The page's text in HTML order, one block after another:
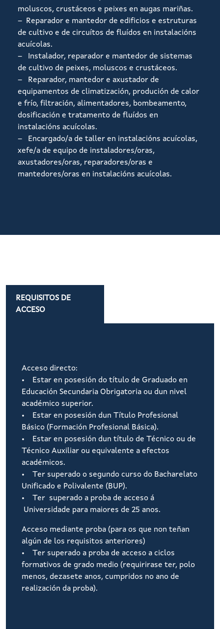
moluscos, crustáceos e peixes en augas mariñas.
– Reparador e mantedor de edificios e estruturas
de cultivo e de circuítos de fluídos en instalacións
acuícolas.
– Instalador, reparador e mantedor de sistemas
de cultivo de peixes, moluscos e crustáceos.
– Reparador, mantedor e axustador de
equipamentos de climatización, produción de calor
e frío, filtración, alimentadores, bombeamento,
dosificación e tratamento de fluídos en
instalacións acuícolas.
– Encargado/a de taller en instalacións acuícolas,
xefe/a de equipo de instaladores/oras,
axustadores/oras, reparadores/oras e
mantedores/oras en instalacións acuícolas.
REQUISITOS DE
ACCESO
Acceso directo:
• Estar en posesión do título de Graduado en
Educación Secundaria Obrigatoria ou dun nivel
académico superior.
• Estar en posesión dun Título Profesional
Básico (Formación Profesional Básica).
• Estar en posesión dun título de Técnico ou de
Técnico Auxiliar ou equivalente a efectos
académicos.
• Ter superado o segundo curso do Bacharelato
Unificado e Polivalente (BUP).
• Ter superado a proba de acceso á
Universidade para maiores de 25 anos.
Acceso mediante proba (para os que non teñan
algún de los requisitos anteriores)
• Ter superado a proba de acceso a ciclos
formativos de grado medio (requirirase ter, polo
menos, dezasete anos, cumpridos no ano de
realización da proba).